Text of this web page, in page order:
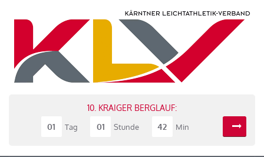
10. KRAIGER BERGLAUF:
01
Tag 01 Stunde 42 Min